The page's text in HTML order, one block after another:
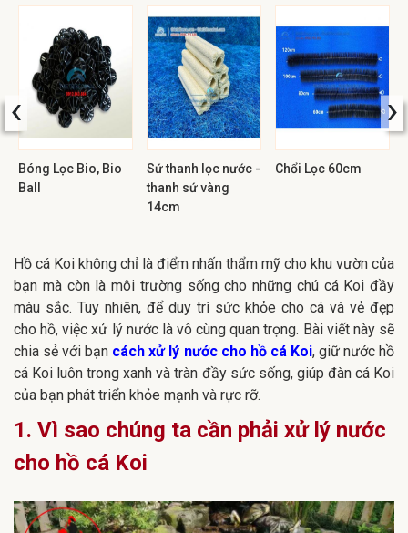
Bóng Lọc Bio, Bio
Ball
Sứ thanh lọc nước -
thanh sứ vàng
14cm
Chổi Lọc 60cm
‹ ›
Hồ cá Koi không chỉ là điểm nhấn thẩm mỹ cho khu vườn của
bạn mà còn là môi trường sống cho những chú cá Koi đầy
màu sắc. Tuy nhiên, để duy trì sức khỏe cho cá và vẻ đẹp
cho hồ, việc xử lý nước là vô cùng quan trọng. Bài viết này sẽ
chia sẻ với bạn cách xử lý nước cho hồ cá Koi, giữ nước hồ
cá Koi luôn trong xanh và tràn đầy sức sống, giúp đàn cá Koi
của bạn phát triển khỏe mạnh và rực rỡ.
1. Vì sao chúng ta cần phải xử lý nước
cho hồ cá Koi